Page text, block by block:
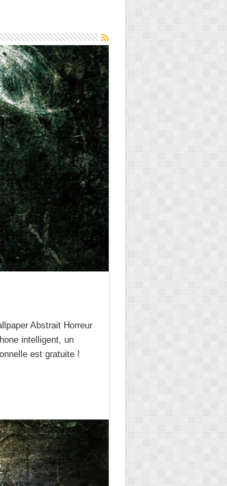
Abstrait Horreur
intelligent, un
est gratuite !